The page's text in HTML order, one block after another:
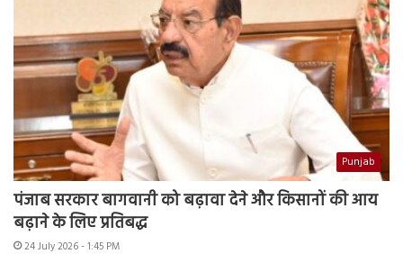
Punjab
पंजाब सरकार बागवानी को बढ़ावा देने और किसानों की आय
बढ़ाने के लिए प्रतिबद्ध
24 July 2026 - 1:45 PM